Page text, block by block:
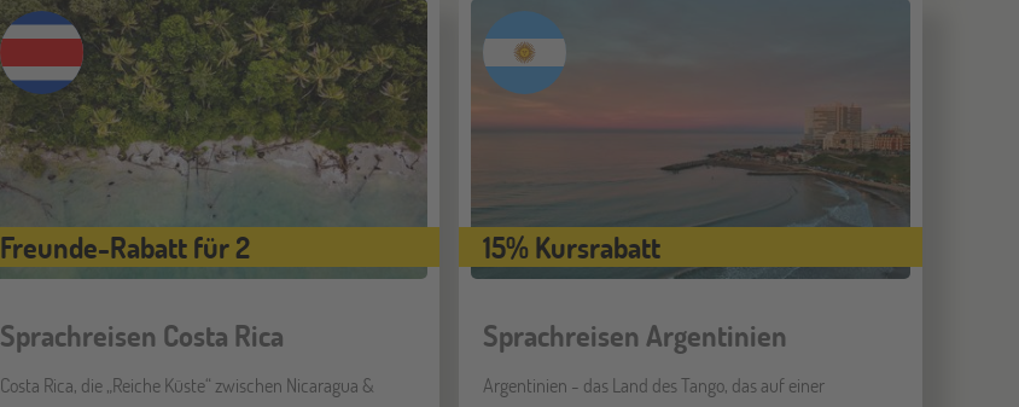
Freunde-Rabatt für 2
Sprachreisen Costa Rica
Costa Rica, die „Reiche Küste“ zwischen Nicaragua &
15% Kursrabatt
Sprachreisen Argentinien
Argentinien - das Land des Tango, das auf einer